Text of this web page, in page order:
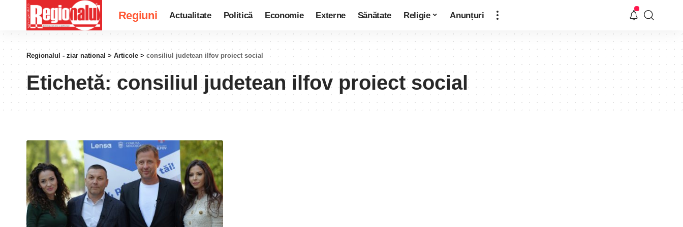
Regiuni Actualitate Politică Economie Externe Sănătate Religie Anunțuri
Regionalul - ziar national > Articole > consiliul judetean ilfov proiect social
Etichetă: consiliul judetean ilfov proiect social